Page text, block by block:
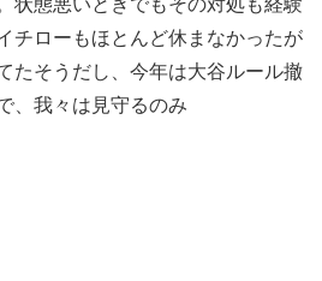
チローもほとんど休まなかったが
たそうだし、今年は大谷ルール撤
、我々は見守るのみ